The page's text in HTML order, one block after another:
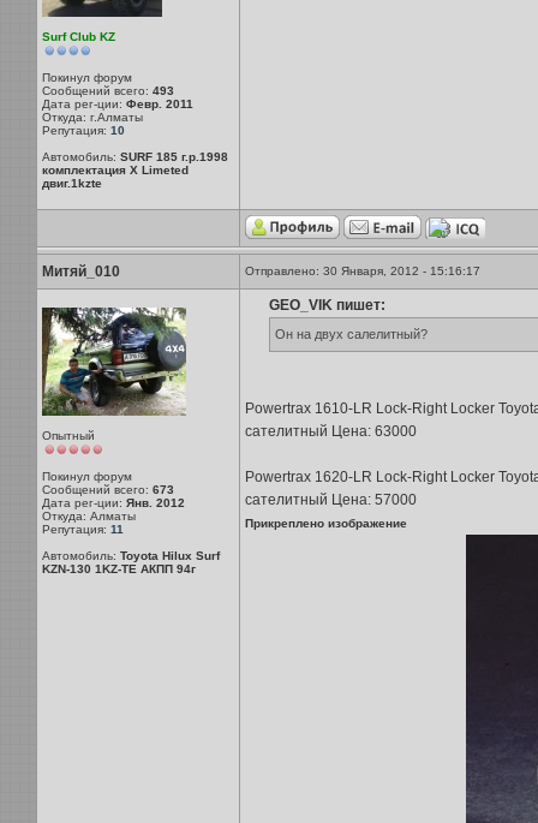
Surf Club KZ
Покинул форум
Сообщений всего: 493
Дата рег-ции: Февр. 2011
Откуда: г.Алматы
Репутация: 10
Автомобиль: SURF 185 г.р.1998
комплектация X Limeted
двиг.1kzte
Митяй_010 Отправлено: 30 Января, 2012 - 15:16:17
Опытный
Покинул форум
Сообщений всего: 673
Дата рег-ции: Янв. 2012
Откуда: Алматы
Репутация: 11
Автомобиль: Toyota Hilux Surf
KZN-130 1KZ-TE АКПП 94г
GEO_VIK пишет:
Он на двух салелитный?
Powertrax 1610-LR Lock-Right Locker
сателитный Цена: 63000
Powertrax 1620-LR Lock-Right Locker
сателитный Цена: 57000
Прикреплено изображение